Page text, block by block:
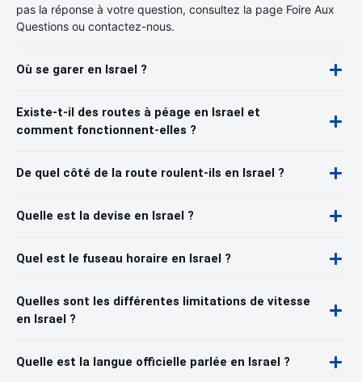
pas la réponse à votre question, consultez la page Foire Aux
Questions ou contactez-nous.
Où se garer en Israel ?
Existe-t-il des routes à péage en Israel et
comment fonctionnent-elles ?
De quel côté de la route roulent-ils en Israel ?
Quelle est la devise en Israel ?
Quel est le fuseau horaire en Israel ?
Quelles sont les différentes limitations de vitesse
en Israel ?
Quelle est la langue officielle parlée en Israel ?